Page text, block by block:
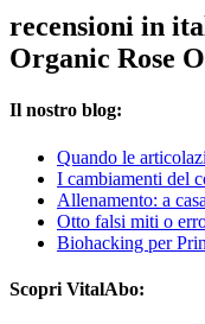
recensioni in
Organic Rose
Il nostro blog:
Quando le
I cambiamenti del
Allenamento: a
Otto falsi miti o
Biohacking per
Scopri VitalAbo: